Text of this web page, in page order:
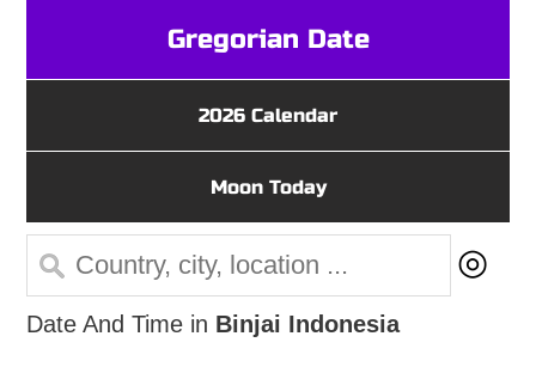
Gregorian Date
2026 Calendar
Moon Today
◎
Date And Time in Binjai Indonesia